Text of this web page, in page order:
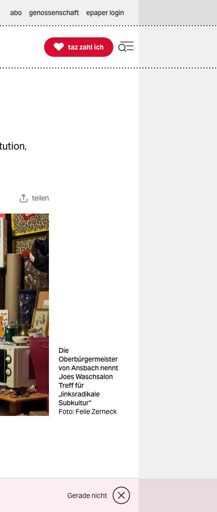
abo genossenschaft epaper login

taz zahl ich
taz zahl ich
teilen
Die
Oberbürgermeister
von Ansbach nennt
Joes Waschsalon
Treff für
„linksradikale
Subkultur“
Foto: Felie Zerneck
Gerade nicht